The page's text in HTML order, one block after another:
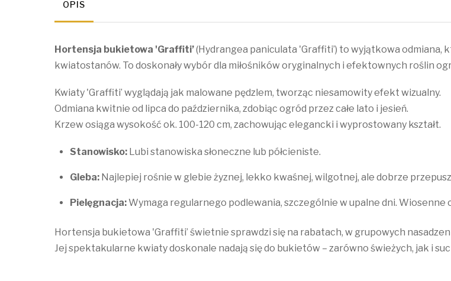
OPIS
Hortensja bukietowa 'Graffiti’(Hydrangea paniculata 'Graffiti’) to wyjątkowa
kwiatostanów. To doskonały wybór dla miłośników oryginalnych i efektownych roślin
Kwiaty 'Graffiti’ wyglądają jak malowane pędzlem, tworząc niesamowity efekt wizualny.
Odmiana kwitnie od lipca do października, zdobiąc ogród przez całe lato i jesień.
Krzew osiąga wysokość ok. 100-120 cm, zachowując elegancki i wyprostowany kształt.
Stanowisko:Lubi stanowiska słoneczne lub półcieniste.
Gleba:Najlepiej rośnie w glebie żyznej, lekko kwaśnej, wilgotnej, ale dobrze
Pielęgnacja:Wymaga regularnego podlewania, szczególnie w upalne dni.
Hortensja bukietowa 'Graffiti’ świetnie sprawdzi się na rabatach, w grupowych
Jej spektakularne kwiaty doskonale nadają się do bukietów – zarówno świeżych, jak i